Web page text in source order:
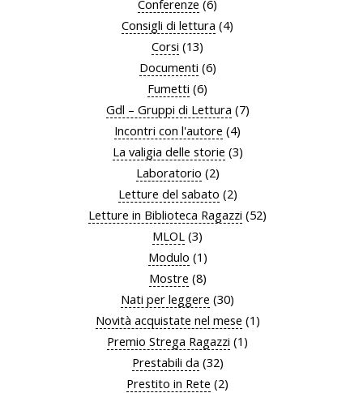
Conferenze (6)
Consigli di lettura (4)
Corsi (13)
Documenti (6)
Fumetti (6)
Gdl – Gruppi di Lettura (7)
Incontri con l'autore (4)
La valigia delle storie (3)
Laboratorio (2)
Letture del sabato (2)
Letture in Biblioteca Ragazzi (52)
MLOL (3)
Modulo (1)
Mostre (8)
Nati per leggere (30)
Novità acquistate nel mese (1)
Premio Strega Ragazzi (1)
Prestabili da (32)
Prestito in Rete (2)